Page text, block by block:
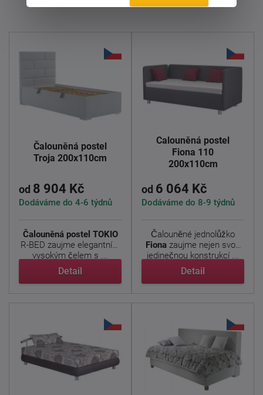
Čalouněná postel
Troja 200x110cm
od 8 904 Kč
Dodáváme do 4-6 týdnů
Čalouněná postel TOKIO
R-BED zaujme elegantním
vysokým čelem s ...
Detail
Čalouněná postel
Fiona 110
200x110cm
od 6 064 Kč
Dodáváme do 8-9 týdnů
Čalouněné jednolůžko
Fiona zaujme nejen svou
jedinečnou konstrukcí ...
Detail